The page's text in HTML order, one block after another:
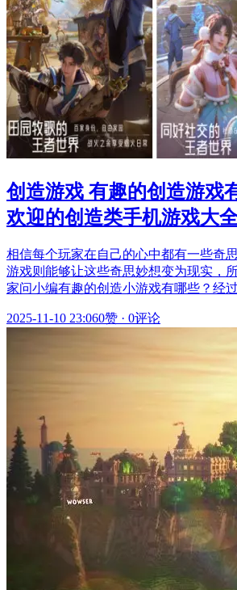
创造游戏 有趣的创造游戏
欢迎的创造类手机游戏大
相信每个玩家在自己的心中都有一些奇
游戏则能够让这些奇思妙想变为现实，
家问小编有趣的创造小游戏有哪些？经
2025-11-10 23:060赞 · 0评论